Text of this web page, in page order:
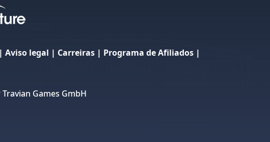
| Aviso legal | Carreiras | Programa de Afiliados |
Games GmbH